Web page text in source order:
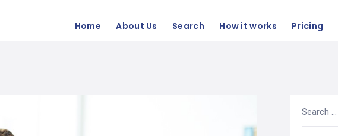
Home About Us Search How it works Pricing